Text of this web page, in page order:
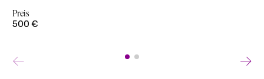
Preis
500 €
Preis
350 €
← →